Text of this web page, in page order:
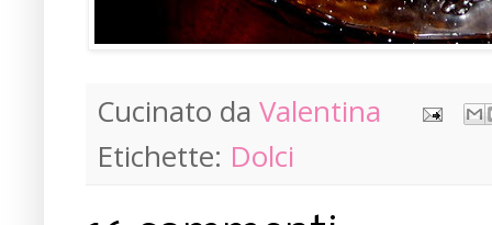
Cucinato da Valentina
Etichette: Dolci